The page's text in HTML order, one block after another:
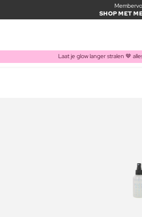
SHOP MET
Laat je glow langer stralen 🤎